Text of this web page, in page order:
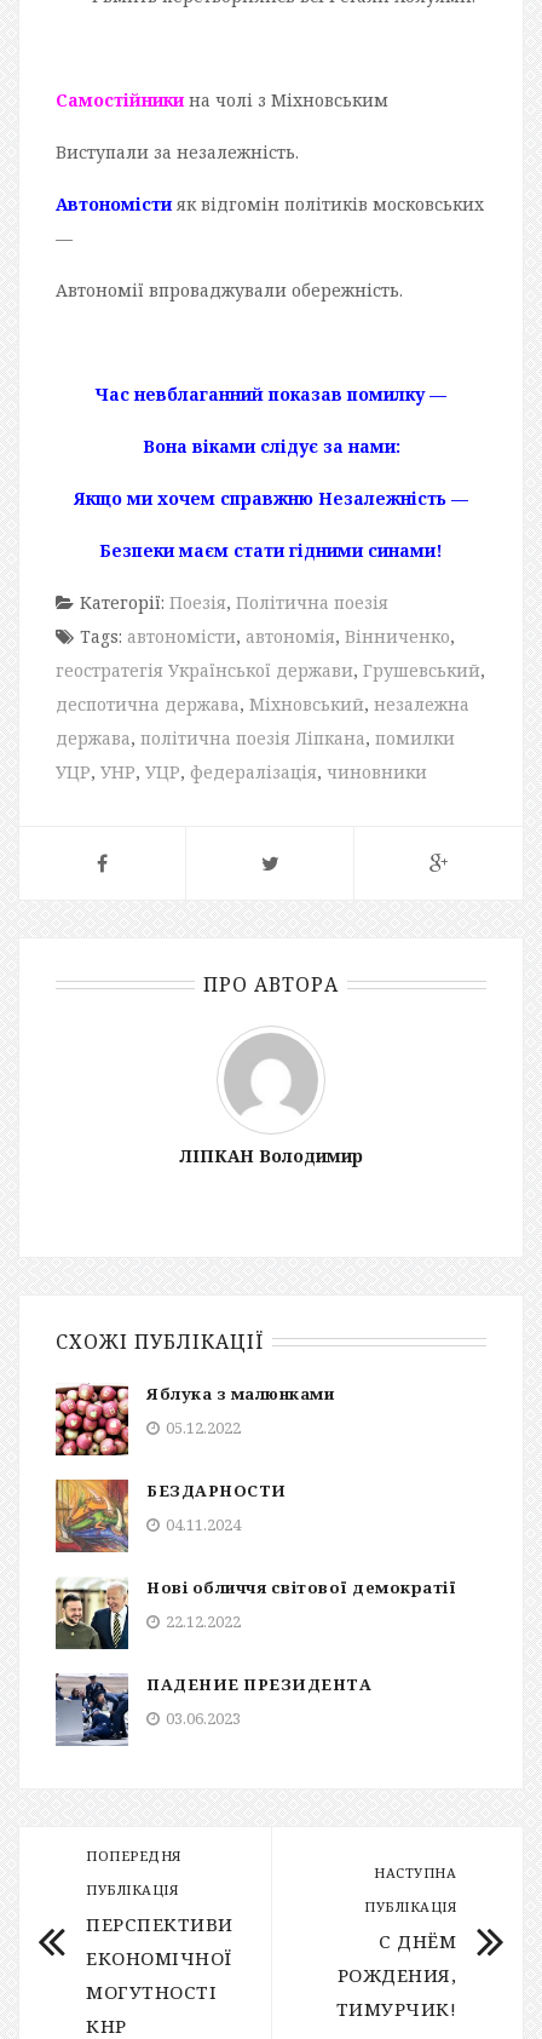
Самостійники на чолі з Міхновським
Виступали за незалежність.
Автономісти як відгомін політиків московських
—
Автономії впроваджували обережність.
Час невблаганний показав помилку —
Вона віками слідує за нами:
Якщо ми хочем справжню Незалежність —
Безпеки маєм стати гідними синами!
Категорії: Поезія, Політична поезія
Tags: автономісти, автономія, Вінниченко,
геостратегія Української держави, Грушевський,
деспотична держава, Міхновський, незалежна
держава, політична поезія Ліпкана, помилки
УЦР, УНР, УЦР, федералізація, чиновники
ПРО АВТОРА
ЛІПКАН Володимир
СХОЖІ ПУБЛІКАЦІЇ
Яблука з малюнками
05.12.2022
БЕЗДАРНОСТИ
04.11.2024
Нові обличчя світової демократії
22.12.2022
ПАДЕНИЕ ПРЕЗИДЕНТА
03.06.2023
ПОПЕРЕДНЯ
ПУБЛІКАЦІЯ
ПЕРСПЕКТИВИ
ЕКОНОМІЧНОЇ
МОГУТНОСТІ
КНР
НАСТУПНА
ПУБЛІКАЦІЯ
С ДНЁМ
РОЖДЕНИЯ,
ТИМУРЧИК!